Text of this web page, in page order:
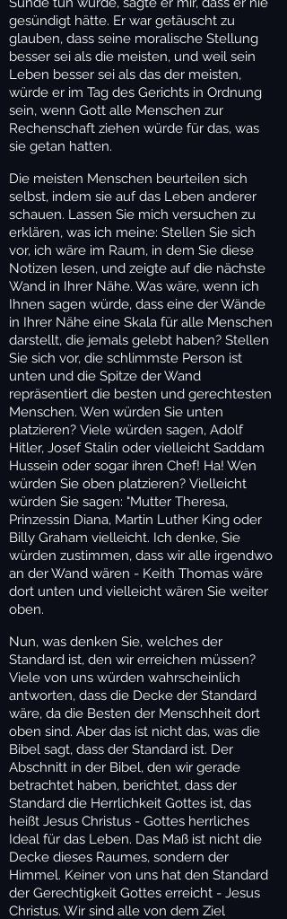
gesündigt hätte. Er war getäuscht zu
glauben, dass seine moralische Stellung
besser sei als die meisten, und weil sein
Leben besser sei als das der meisten,
würde er im Tag des Gerichts in Ordnung
sein, wenn Gott alle Menschen zur
Rechenschaft ziehen würde für das, was
sie getan hatten.
Die meisten Menschen beurteilen sich
selbst, indem sie auf das Leben anderer
schauen. Lassen Sie mich versuchen zu
erklären, was ich meine: Stellen Sie sich
vor, ich wäre im Raum, in dem Sie diese
Notizen lesen, und zeigte auf die nächste
Wand in Ihrer Nähe. Was wäre, wenn ich
Ihnen sagen würde, dass eine der Wände
in Ihrer Nähe eine Skala für alle Menschen
darstellt, die jemals gelebt haben? Stellen
Sie sich vor, die schlimmste Person ist
unten und die Spitze der Wand
repräsentiert die besten und gerechtesten
Menschen. Wen würden Sie unten
platzieren? Viele würden sagen, Adolf
Hitler, Josef Stalin oder vielleicht Saddam
Hussein oder sogar ihren Chef! Ha! Wen
würden Sie oben platzieren? Vielleicht
würden Sie sagen: "Mutter Theresa,
Prinzessin Diana, Martin Luther King oder
Billy Graham vielleicht. Ich denke, Sie
würden zustimmen, dass wir alle irgendwo
an der Wand wären - Keith Thomas wäre
dort unten und vielleicht wären Sie weiter
oben.
Nun, was denken Sie, welches der
Standard ist, den wir erreichen müssen?
Viele von uns würden wahrscheinlich
antworten, dass die Decke der Standard
wäre, da die Besten der Menschheit dort
oben sind. Aber das ist nicht das, was die
Bibel sagt, dass der Standard ist. Der
Abschnitt in der Bibel, den wir gerade
betrachtet haben, berichtet, dass der
Standard die Herrlichkeit Gottes ist, das
heißt Jesus Christus - Gottes herrliches
Ideal für das Leben. Das Maß ist nicht die
Decke dieses Raumes, sondern der
Himmel. Keiner von uns hat den Standard
der Gerechtigkeit Gottes erreicht - Jesus
Christus. Wir sind alle von dem Ziel